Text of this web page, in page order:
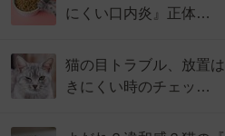
にくい口内炎』正体…
猫の目トラブル、放置
きにくい時のチェッ…